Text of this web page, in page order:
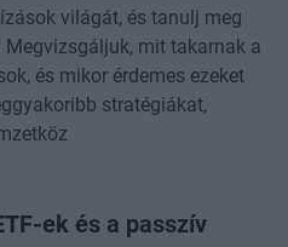
világát, és tanulj meg
mit takarnak a
és mikor érdemes ezeket
stratégiákat,
ek és a passzív